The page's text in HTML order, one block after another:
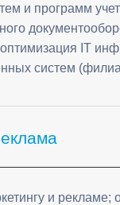
и программ
IT
систем
и